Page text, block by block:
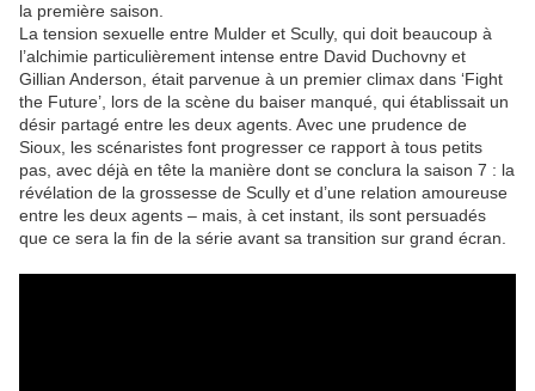
la première saison.
La tension sexuelle entre Mulder et Scully, qui doit beaucoup à
l’alchimie particulièrement intense entre David Duchovny et
Gillian Anderson, était parvenue à un premier climax dans ‘Fight
the Future’, lors de la scène du baiser manqué, qui établissait un
désir partagé entre les deux agents. Avec une prudence de
Sioux, les scénaristes font progresser ce rapport à tous petits
pas, avec déjà en tête la manière dont se conclura la saison 7 : la
révélation de la grossesse de Scully et d’une relation amoureuse
entre les deux agents – mais, à cet instant, ils sont persuadés
que ce sera la fin de la série avant sa transition sur grand écran.